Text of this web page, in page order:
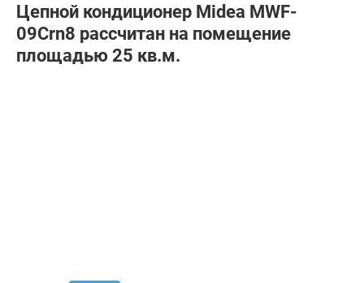
Цепной кондиционер Midea MWF-
09Crn8 рассчитан на помещение
площадью 25 кв.м.